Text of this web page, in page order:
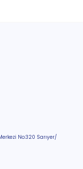
No:320 Sarıyer/